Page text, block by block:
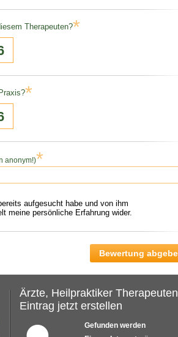
Therapeuten?*
*
anonym!)*
aufgesucht habe und von ihm
meine persönliche Erfahrung wider.
Ärzte, Heilpraktiker Therapeuten
Eintrag jetzt erstellen
Gefunden werden